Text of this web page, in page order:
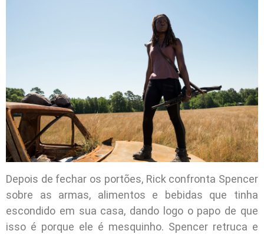
Depois de fechar os portões, Rick confronta Spencer
sobre as armas, alimentos e bebidas que tinha
escondido em sua casa, dando logo o papo de que
isso é porque ele é mesquinho. Spencer retruca e